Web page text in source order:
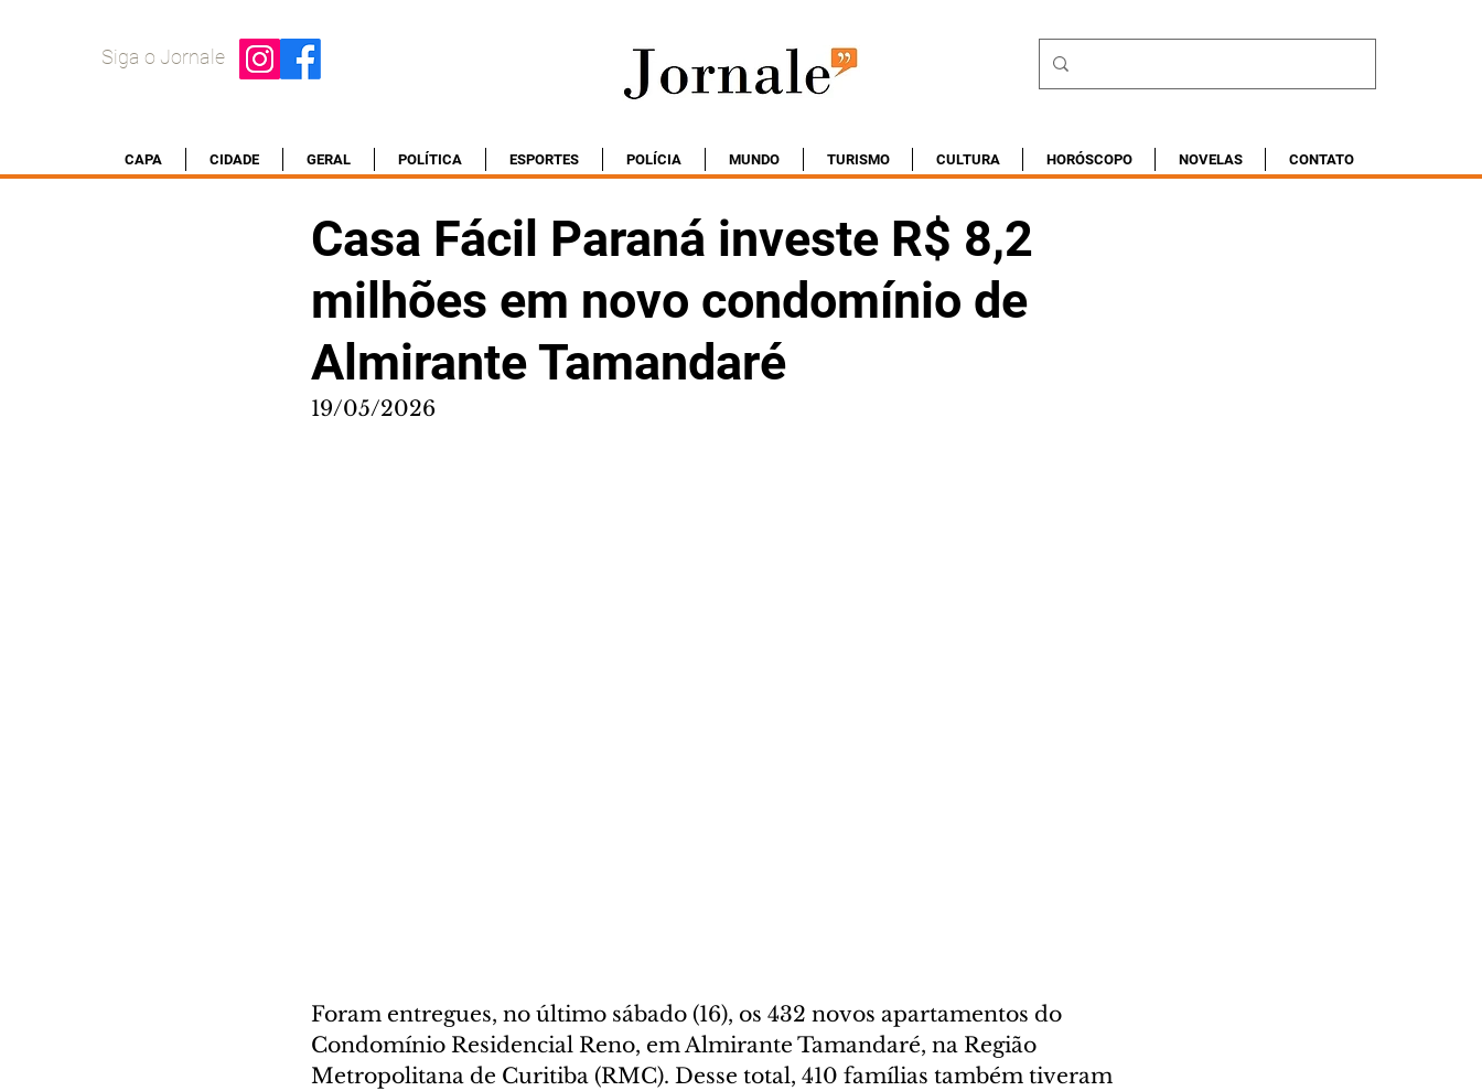
Siga o Jornale
CAPA CIDADE GERAL POLÍTICA ESPORTES POLÍCIA MUNDO TURISMO CULTURA HORÓSCOPO NOVELAS CONTATO
Casa Fácil Paraná investe R$ 8,2
milhões em novo condomínio de
Almirante Tamandaré
19/05/2026
Foram entregues, no último sábado (16), os 432 novos apartamentos do
Condomínio Residencial Reno, em Almirante Tamandaré, na Região
Metropolitana de Curitiba (RMC). Desse total, 410 famílias também tiveram